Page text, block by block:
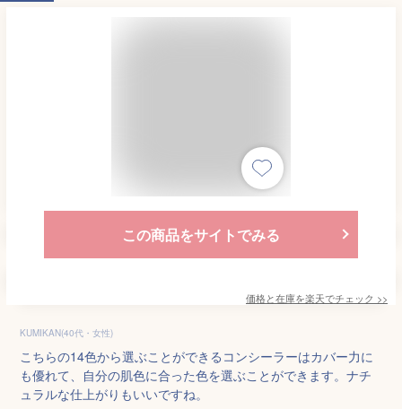
この商品をサイトでみる
価格と在庫を楽天でチェック >>
KUMIKAN(40代・女性)
こちらの14色から選ぶことができるコンシーラーはカバー力に
も優れて、自分の肌色に合った色を選ぶことができます。ナチ
ュラルな仕上がりもいいですね。